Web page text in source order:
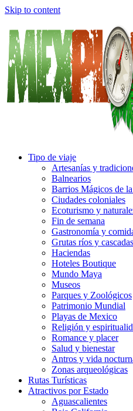
Skip to content
Tipo de viaje
Artesanías y
Balnearios
Barrios Mágicos de
Ciudades coloniales
Ecoturismo y
Fin de semana
Gastronomía y
Grutas ríos y cascadas
Haciendas
Hoteles Boutique
Mundo Maya
Museos
Parques y Zoológicos
Patrimonio Mundial
Playas de Mexico
Religión y
Romance y placer
Salud y bienestar
Antros y vida
Zonas arqueológicas
Rutas Turísticas
Atractivos por Estado
Aguascalientes